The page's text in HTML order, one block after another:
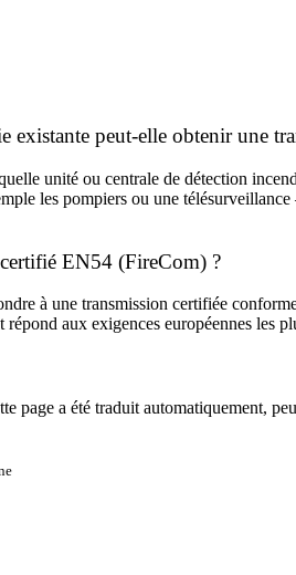
existante peut-elle obtenir une
unité ou centrale de détection
les pompiers ou une
EN54 (FireCom) ?
à une transmission certifiée
aux exigences européennes les
page a été traduit automatiquement,